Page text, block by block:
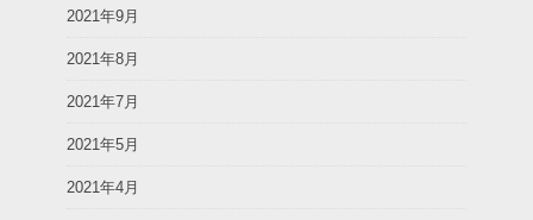
2021年9月
2021年8月
2021年7月
2021年5月
2021年4月